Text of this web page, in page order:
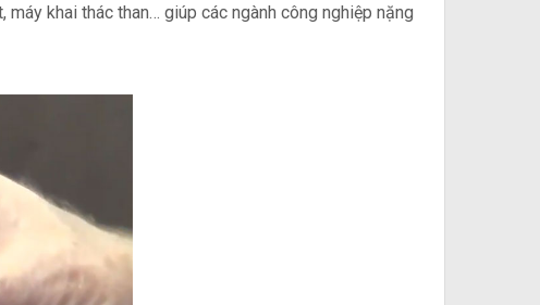
khai thác than… giúp các ngành công nghiệp nặng